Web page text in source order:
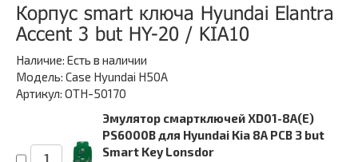
Корпус smart ключа Hyundai Elantra
Accent 3 but HY-20 / KIA10
Наличие: Есть в наличии
Модель: Case Hyundai H50A
Артикул: OTH-50170
Эмулятор смартключей XD01-8A(E)
PS6000B для Hyundai Kia 8A PCB 3 but
Smart Key Lonsdor